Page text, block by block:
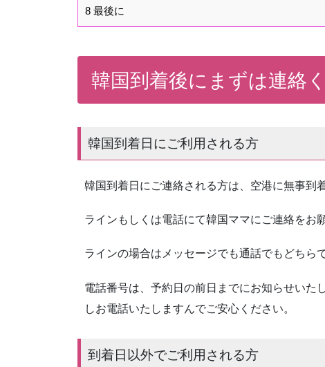
8 最後に
韓国到着後にまずは連絡
韓国到着日にご利用される方
韓国到着日にご連絡される方は、空港に無事到
ラインもしくは電話にて韓国ママにご連絡をお
ラインの場合はメッセージでも通話でもどちら
電話番号は、予約日の前日までにお知らせいた
しお電話いたしますんでご安心ください。
到着日以外でご利用される方